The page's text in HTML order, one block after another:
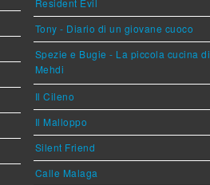
Tony - Diario di un giovane cuoco
Spezie e Bugie - La piccola cucina di
Mehdi
Il Cileno
Il Malloppo
Silent Friend
Calle Malaga